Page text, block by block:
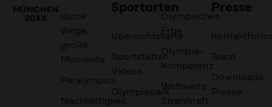
Kurze
Wege,
große
Momente
Paralympics
Nachhaltigkeit
Sportarten
Übersichtskarte
Sportstätten
Videos
Olympiapark
Olympisches
Erbe
Olympia-
Kompetenz
Weltweite
Strahlkraft
Presse
Team
Downloads
Presse